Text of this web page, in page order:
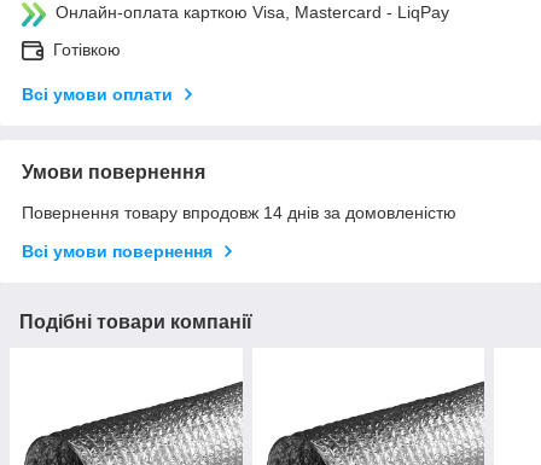
Онлайн-оплата карткою Visa, Mastercard - LiqPay
Готівкою
Всі умови оплати
Умови повернення
Повернення товару впродовж 14 днів за домовленістю
Всі умови повернення
Подібні товари компанії